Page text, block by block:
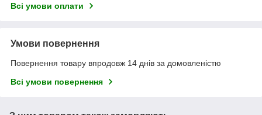
Всі умови оплати
Умови повернення
Повернення товару впродовж 14 днів за домовленістю
Всі умови повернення